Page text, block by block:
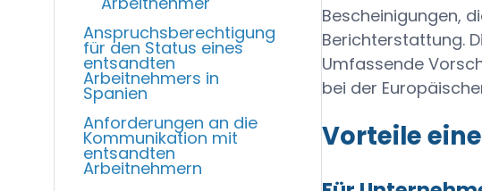
Anspruchsberechtigung
für den Status eines
entsandten
Arbeitnehmers in
Spanien
Anforderungen an die
Kommunikation mit
entsandten
Arbeitnehmern
Bescheinigungen,
Berichterstattung.
Umfassende
bei der
Vorteile